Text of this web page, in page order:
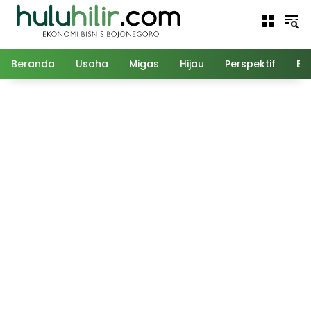
Langsung
Beranda Usaha Migas Hijau Perspektif